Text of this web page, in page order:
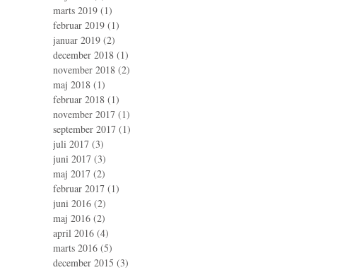
marts 2019 (1)
februar 2019 (1)
januar 2019 (2)
december 2018 (1)
november 2018 (2)
maj 2018 (1)
februar 2018 (1)
november 2017 (1)
september 2017 (1)
juli 2017 (3)
juni 2017 (3)
maj 2017 (2)
februar 2017 (1)
juni 2016 (2)
maj 2016 (2)
april 2016 (4)
marts 2016 (5)
december 2015 (3)